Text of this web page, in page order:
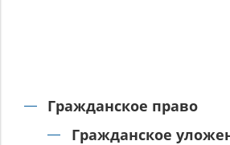
Гражданское право
Гражданское